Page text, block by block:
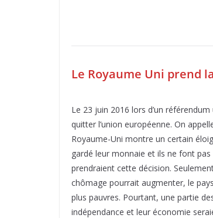
Le Royaume Uni prend
Le 23 juin 2016 lors d’un
quitter l’union européenne. On
Royaume-Uni montre un certain
gardé leur monnaie et ils ne font pas
prendraient cette décision.
chômage pourrait augmenter, le
plus pauvres. Pourtant, une partie
indépendance et leur économie